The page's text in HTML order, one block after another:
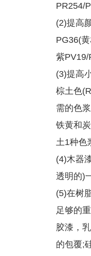
PR254/
(2)提高
PG36(
紫PV19/
(3)提高
棕土色
需的色
铁黄和
土1种色
(4)木器
透明的)
(5)在树
足够的
胶漆，
的包覆;